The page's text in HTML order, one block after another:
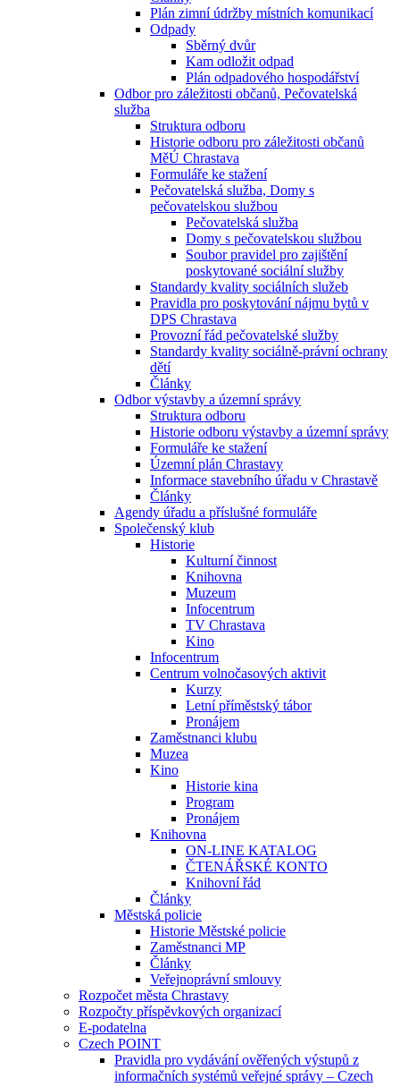
Plán zimní údržby místních komunikací
Odpady
Sběrný dvůr
Kam odložit odpad
Plán odpadového hospodářství
Odbor pro záležitosti občanů, Pečovatelská
služba
Struktura odboru
Historie odboru pro záležitosti občanů
MěÚ Chrastava
Formuláře ke stažení
Pečovatelská služba, Domy s
pečovatelskou službou
Pečovatelská služba
Domy s pečovatelskou službou
Soubor pravidel pro zajištění
poskytované sociální služby
Standardy kvality sociálních služeb
Pravidla pro poskytování nájmu bytů v
DPS Chrastava
Provozní řád pečovatelské služby
Standardy kvality sociálně-právní ochrany
dětí
Články
Odbor výstavby a územní správy
Struktura odboru
Historie odboru výstavby a územní správy
Formuláře ke stažení
Územní plán Chrastavy
Informace stavebního úřadu v Chrastavě
Články
Agendy úřadu a příslušné formuláře
Společenský klub
Historie
Kulturní činnost
Knihovna
Muzeum
Infocentrum
TV Chrastava
Kino
Infocentrum
Centrum volnočasových aktivit
Kurzy
Letní příměstský tábor
Pronájem
Zaměstnanci klubu
Muzea
Kino
Historie kina
Program
Pronájem
Knihovna
ON-LINE KATALOG
ČTENÁŘSKÉ KONTO
Knihovní řád
Články
Městská policie
Historie Městské policie
Zaměstnanci MP
Články
Veřejnoprávní smlouvy
Rozpočet města Chrastavy
Rozpočty příspěvkových organizací
E-podatelna
Czech POINT
Pravidla pro vydávání ověřených výstupů z
informačních systémů veřejné správy – Czech